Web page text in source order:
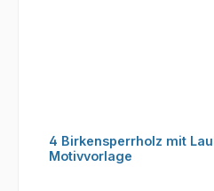
4 Birkensperrholz mit
Motivvorlage